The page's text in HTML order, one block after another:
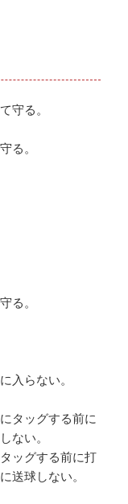
守る。
る。
る。
入らない。
タッグする前に
ない。
ッグする前に打
送球しない。